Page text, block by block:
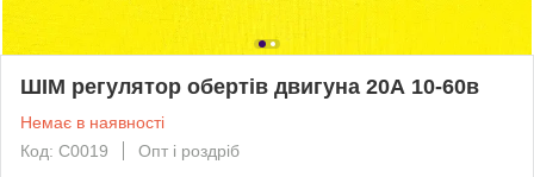
ШІМ регулятор обертів двигуна 20А 10-60в
Немає в наявності
Код: С0019
Опт і роздріб